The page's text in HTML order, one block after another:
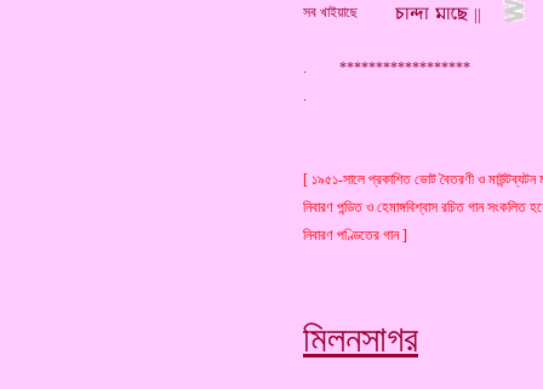
সব খাইয়াছে
. ******************
[ ১৯৫১-সালে প্রকাশিত ভোট বৈতরণী ও মাউন্টব্যটন
নিবারণ পন্ডিত ও হেমাঙ্গবিশ্বাস রচিত গান সংকলিত
নিবারণ পণ্ডিতের গান ]
মিলনসাগর